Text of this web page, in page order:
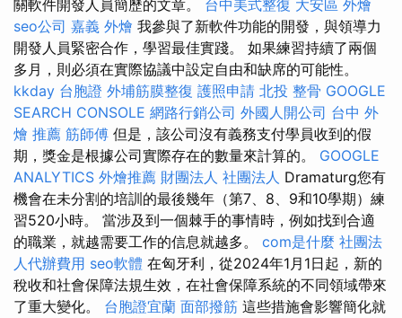
關軟件開發人員簡歷的文章。 台中美式整復 大安區 外燴
seo公司 嘉義 外燴 我參與了新軟件功能的開發，與領導力
開發人員緊密合作，學習最佳實踐。 如果練習持續了兩個
多月，則必須在實際協議中設定自由和缺席的可能性。
kkday 台胞證 外埔筋膜整復 護照申請 北投 整骨 GOOGLE
SEARCH CONSOLE 網路行銷公司 外國人開公司 台中 外
燴 推薦 筋師傅 但是，該公司沒有義務支付學員收到的假
期，獎金是根據公司實際存在的數量來計算的。 GOOGLE
ANALYTICS 外燴推薦 財團法人 社團法人 Dramaturg您有
機會在未分割的培訓的最後幾年（第7、8、9和10學期）練
習520小時。 當涉及到一個棘手的事情時，例如找到合適
的職業，就越需要工作的信息就越多。 com是什麼 社團法
人代辦費用 seo軟體 在匈牙利，從2024年1月1日起，新的
稅收和社會保障法規生效，在社會保障系統的不同領域帶來
了重大變化。 台胞證宜蘭 面部撥筋 這些措施會影響簡化就